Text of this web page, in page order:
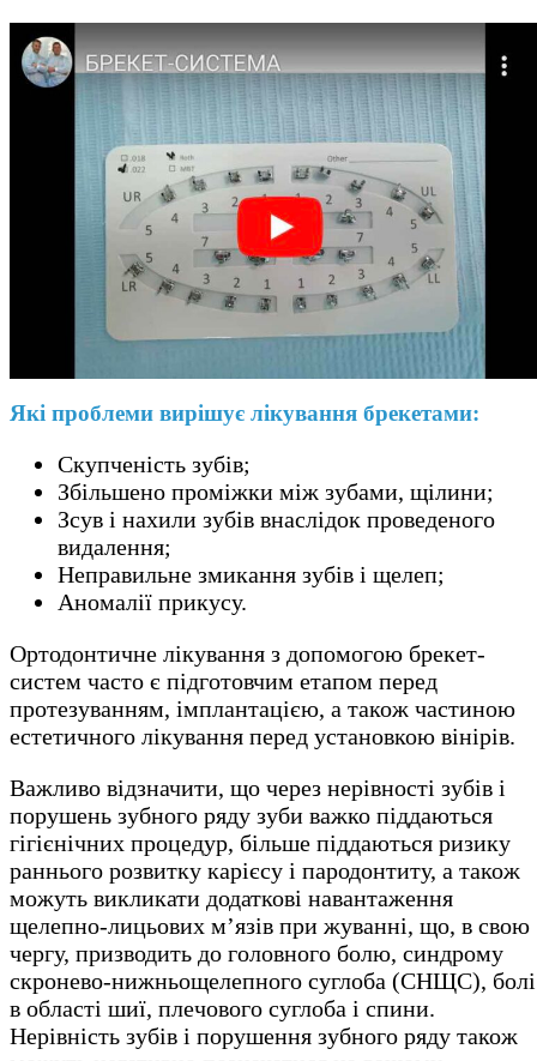
Які проблеми вирішує лікування брекетами:
Скупченість зубів;
Збільшено проміжки між зубами, щілини;
Зсув і нахили зубів внаслідок проведеного
видалення;
Неправильне змикання зубів і щелеп;
Аномалії прикусу.
Ортодонтичне лікування з допомогою брекет-
систем часто є підготовчим етапом перед
протезуванням, імплантацією, а також частиною
естетичного лікування перед установкою вінірів.
Важливо відзначити, що через нерівності зубів і
порушень зубного ряду зуби важко піддаються
гігієнічних процедур, більше піддаються ризику
раннього розвитку карієсу і пародонтиту, а також
можуть викликати додаткові навантаження
щелепно-лицьових м’язів при жуванні, що, в свою
чергу, призводить до головного болю, синдрому
скронево-нижньощелепного суглоба (СНЩС), болі
в області шиї, плечового суглоба і спини.
Нерівність зубів і порушення зубного ряду також